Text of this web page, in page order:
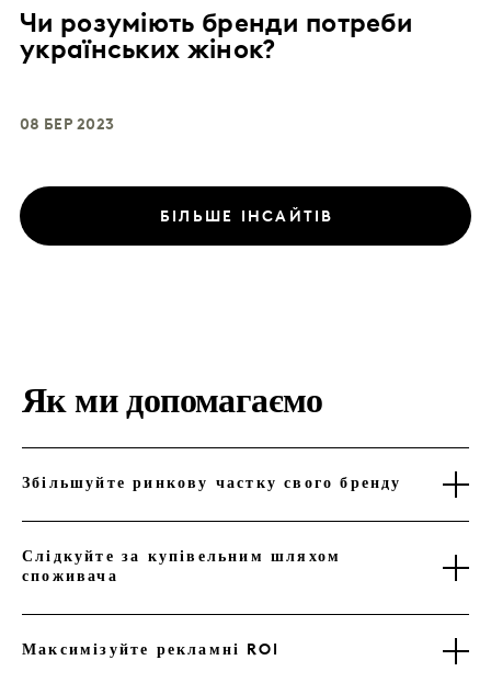
Чи розуміють бренди потреби
українських жінок?
08 БЕР 2023
БІЛЬШЕ ІНСАЙТІВ
Як ми допомагаємо
Збільшуйте ринкову частку свого бренду
Слідкуйте за купівельним шляхом
споживача
Максимізуйте рекламні ROI